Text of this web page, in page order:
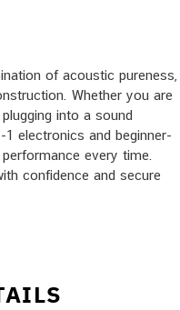
of acoustic pureness,
Whether you are
into a sound
electronics and beginner-
every time.
confidence and secure